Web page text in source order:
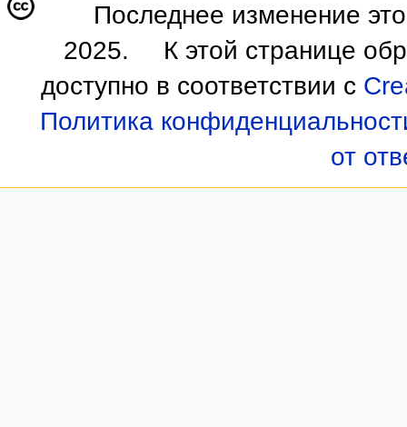
Последнее изменение
2025.
К этой странице
доступно в соответствии с
Политика
от